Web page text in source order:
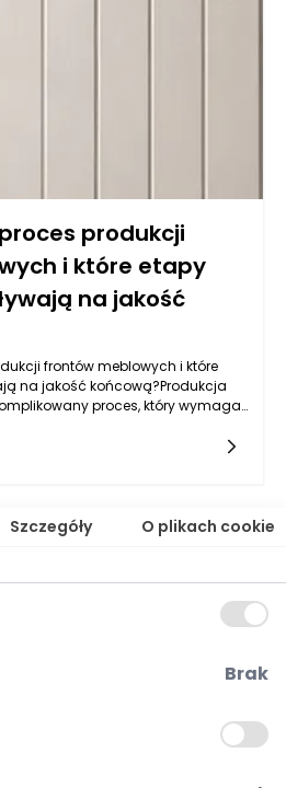
produkcji
i które etapy
na jakość
frontów meblowych i które
na jakość końcową?Produkcja
proces, który wymaga
Szczegóły O plikach cookie
Brak